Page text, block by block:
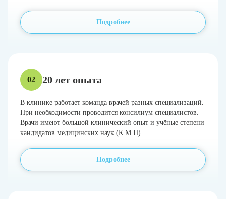
Подробнее
02 20 лет опыта
В клинике работает команда врачей разных специализаций.
При необходимости проводится консилиум специалистов.
Врачи имеют большой клинический опыт и учёные степени
кандидатов медицинских наук (К.М.Н).
Подробнее